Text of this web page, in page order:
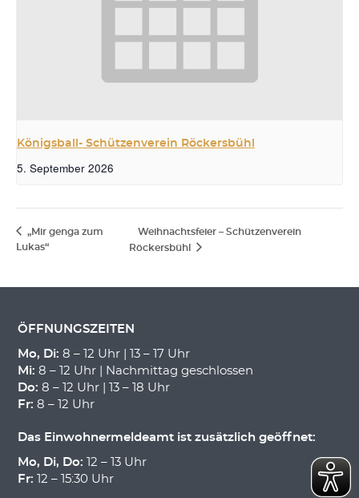
Königsball- Schützenverein Röckersbühl
5. September 2026
„Mir genga zum
Lukas“
Weihnachtsfeier – Schützenverein
Röckersbühl
ÖFFNUNGSZEITEN
Mo, Di: 8 – 12 Uhr | 13 – 17 Uhr
Mi: 8 – 12 Uhr | Nachmittag geschlossen
Do: 8 – 12 Uhr | 13 – 18 Uhr
Fr: 8 – 12 Uhr
Das Einwohnermeldeamt ist zusätzlich geöffnet:
Mo, Di, Do: 12 – 13 Uhr
Fr: 12 – 15:30 Uhr